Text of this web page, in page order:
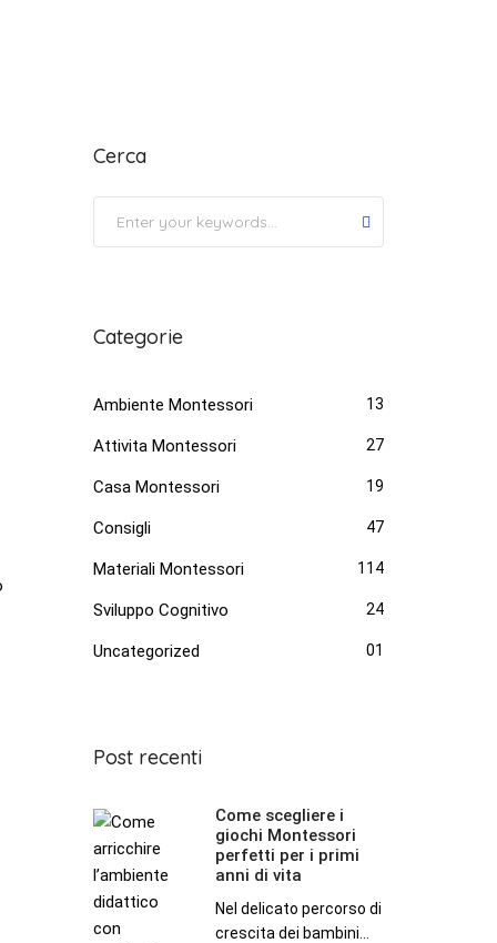
Cerca
Categorie
Ambiente Montessori 13
Attivita Montessori 27
Casa Montessori 19
Consigli 47
Materiali Montessori 114
Sviluppo Cognitivo 24
Uncategorized 01
Post recenti
Come
scegliere
giochi
Montessori
Come scegliere i
giochi Montessori
perfetti per i primi
anni di vita
Nel delicato percorso di
crescita dei bambini...